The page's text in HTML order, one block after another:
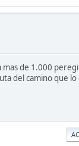
mas de 1.000
del camino que lo